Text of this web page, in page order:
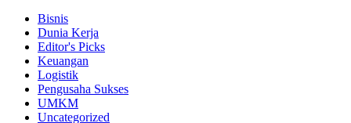
Bisnis
Dunia Kerja
Editor's Picks
Keuangan
Logistik
Pengusaha Sukses
UMKM
Uncategorized